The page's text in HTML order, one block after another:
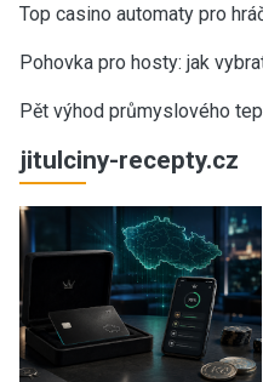
Top casino automaty pro
Pohovka pro hosty: jak
Pět výhod průmyslového
jitulciny-recepty.cz